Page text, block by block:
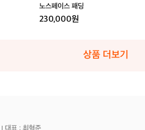
노스페이스 패딩
230,000원
상품 더보기